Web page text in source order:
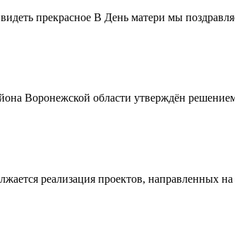
прекрасное В День матери мы
Воронежской области утверждён
реализация проектов, направленных